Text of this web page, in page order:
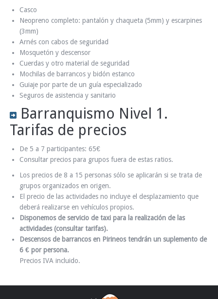
Casco
Neopreno completo: pantalón y chaqueta (5mm) y escarpines
(3mm)
Arnés con cabos de seguridad
Mosquetón y descensor
Cuerdas y otro material de seguridad
Mochilas de barrancos y bidón estanco
Guiaje por parte de un guía especializado
Seguros de asistencia y sanitario
Barranquismo Nivel 1.
Tarifas de precios
De 5 a 7 participantes: 65€
Consultar precios para grupos fuera de estas ratios.
Los precios de 8 a 15 personas sólo se aplicarán si se trata de
grupos organizados en origen.
El precio de las actividades no incluye el desplazamiento que
deberá realizarse en vehículos propios.
Disponemos de servicio de taxi para la realización de las
actividades (consultar tarifas).
Descensos de barrancos en Pirineos tendrán un suplemento de
6 € por persona.
Precios IVA incluido.